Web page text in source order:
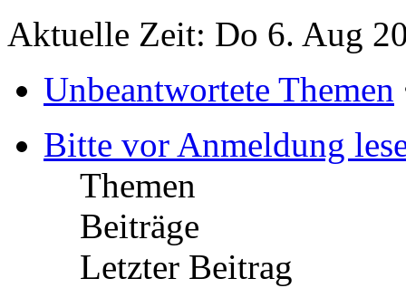
Aktuelle Zeit: Do 6. Aug
Unbeantwortete Themen
Bitte vor Anmeldung
Themen
Beiträge
Letzter Beitrag